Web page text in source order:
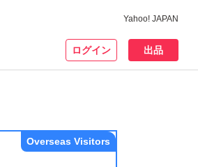
Yahoo! JAPAN
ログイン 出品
Overseas Visitors